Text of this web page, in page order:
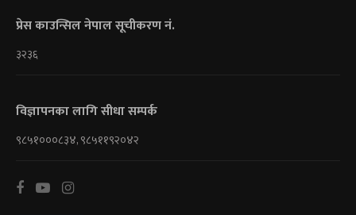
प्रेस काउन्सिल नेपाल सूचीकरण नं.
३२३६
विज्ञापनका लागि सीधा सम्पर्क
९८५१०००८३४, ९८५११९२०४२